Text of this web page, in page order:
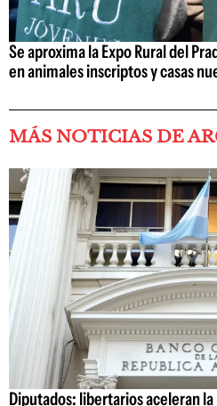
Se aproxima la Expo Rural del
en animales inscriptos y casas
MÁS NOTICIAS DE
Diputados: libertarios aceleran